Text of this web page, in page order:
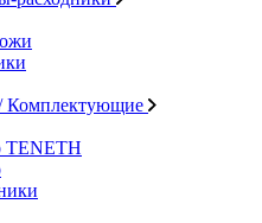
Комплектующие
TENETH